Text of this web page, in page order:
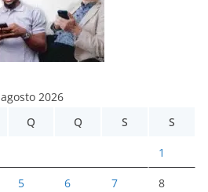
agosto 2026
Q Q S S
1
5 6 7 8